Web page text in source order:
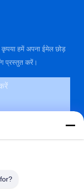
कृपया हमें अपना ईमेल छोड़
प्रस्तुत करें।